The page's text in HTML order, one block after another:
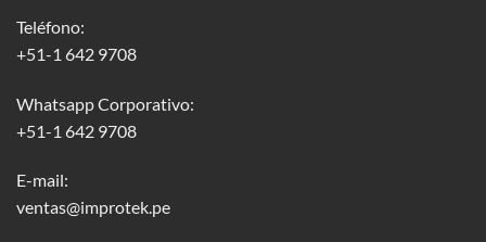
Teléfono:
+51-1 642 9708
Whatsapp Corporativo:
+51-1 642 9708
E-mail:
ventas@improtek.pe